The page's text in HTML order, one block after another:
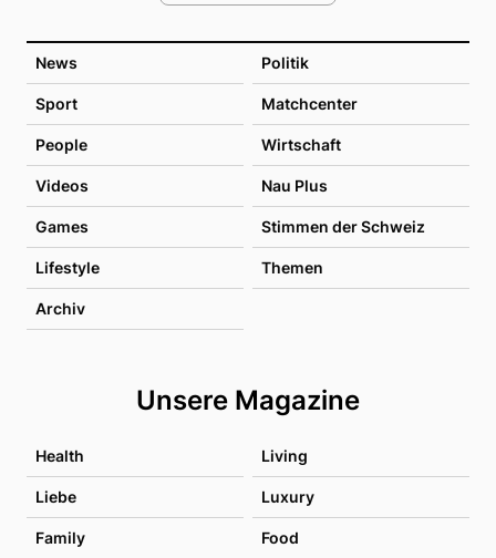
News Politik
Sport Matchcenter
People Wirtschaft
Videos Nau Plus
Games Stimmen der Schweiz
Lifestyle Themen
Archiv
Unsere Magazine
Health Living
Liebe Luxury
Family Food